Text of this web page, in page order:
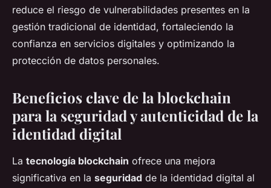
reduce el riesgo de vulnerabilidades presentes en la
gestión tradicional de identidad, fortaleciendo la
confianza en servicios digitales y optimizando la
protección de datos personales.
Beneficios clave de la blockchain
para la seguridad y autenticidad de la
identidad digital
La tecnología blockchain ofrece una mejora
significativa en la seguridad de la identidad digital al